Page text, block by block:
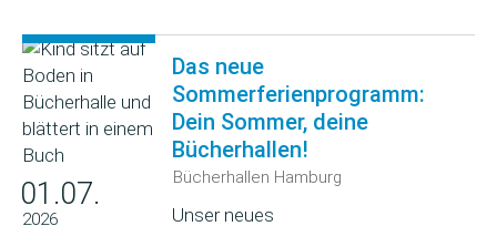
01.07.
2026
Das neue
Sommerferienprogramm:
Dein Sommer, deine
Bücherhallen!
Bücherhallen Hamburg
Unser neues